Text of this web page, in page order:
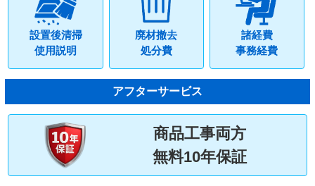
設置後清掃
使用説明
廃材撤去
処分費
諸経費
事務経費
アフターサービス
商品工事両方
無料10年保証